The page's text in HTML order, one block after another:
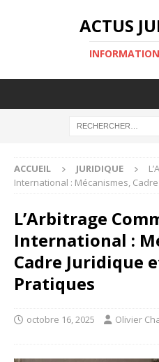
ACTUS
ACCUEIL JURIDIQUE
International : Mécanismes,
L’Arbitrage
International :
Cadre Juridique
Pratiques
octobre 16, 2025 Olivier